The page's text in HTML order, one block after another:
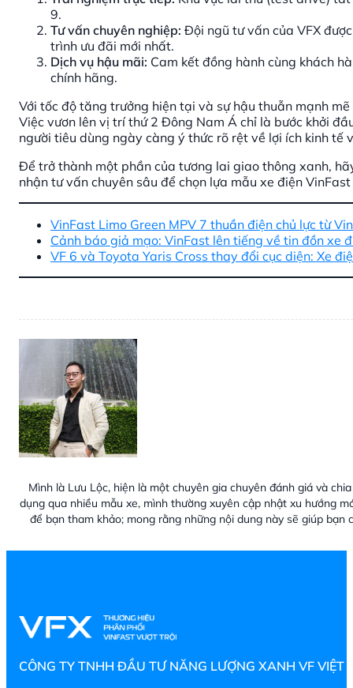
9.
Tư vấn chuyên nghiệp: Đội ngũ tư vấn của VFX
trình ưu đãi mới nhất.
Dịch vụ hậu mãi: Cam kết đồng hành cùng khách
chính hãng.
Với tốc độ tăng trưởng hiện tại và sự hậu thuẫn mạnh
Việc vươn lên vị trí thứ 2 Đông Nam Á chỉ là bước khởi
người tiêu dùng ngày càng ý thức rõ rệt về lợi ích kinh tế
Để trở thành một phần của tương lai giao thông xanh,
nhận tư vấn chuyên sâu để chọn lựa mẫu xe điện
VinFast Limo Green MPV 7 thuần điện chủ lực từ
Cảnh báo giả mạo: VinFast lên tiếng về tin đồn xe
VF 6 và Toyota Yaris Cross thay đổi cục diện: Xe
Mình là Lưu Lộc, hiện là một chuyên gia chuyên đánh giá và
dụng qua nhiều mẫu xe, mình thường xuyên cập nhật xu hướng
để bạn tham khảo; mong rằng những nội dung này sẽ giúp
CÔNG TY TNHH ĐẦU TƯ NĂNG LƯỢNG XANH VF VIỆT